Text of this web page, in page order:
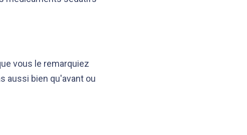
vous le remarquiez
aussi bien qu'avant ou